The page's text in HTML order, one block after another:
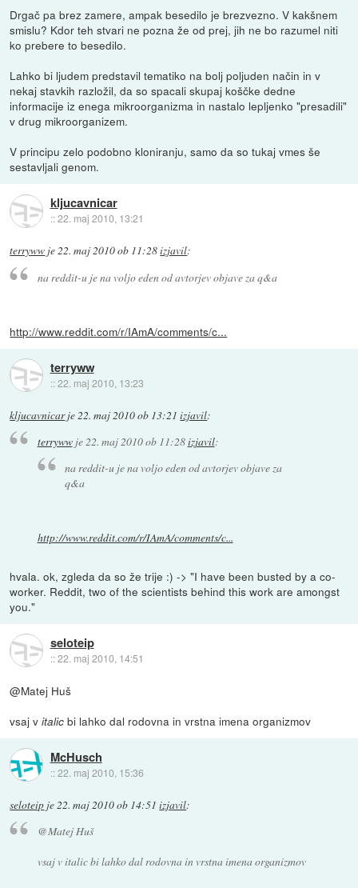
Drgač pa brez zamere, ampak besedilo je brezvezno. V kakšnem
smislu? Kdor teh stvari ne pozna že od prej, jih ne bo razumel niti
ko prebere to besedilo.
Lahko bi ljudem predstavil tematiko na bolj poljuden način in v
nekaj stavkih razložil, da so spacali skupaj koščke dedne
informacije iz enega mikroorganizma in nastalo lepljenko "presadili"
v drug mikroorganizem.
V principu zelo podobno kloniranju, samo da so tukaj vmes še
sestavljali genom.
kljucavnicar
::22. maj 2010, 13:21
terryww je22. maj 2010 ob 11:28izjavil:
na reddit-u je na voljo eden od avtorjev objave za q&a
http://www.reddit.com/r/IAmA/comments/c...
terryww
::22. maj 2010, 13:23
kljucavnicarje 22. maj 2010 ob 13:21 izjavil:
terrywwje22. maj 2010 ob 11:28izjavil:
na reddit-u je na voljo eden od avtorjev objave za
q&a
http://www.reddit.com/r/IAmA/comments/c...
hvala. ok, zgleda da so že trije :) -> "I have been busted by a co-
worker. Reddit, two of the scientists behind this work are amongst
you."
seloteip
::22. maj 2010, 14:51
@Matej Huš
vsaj vitalic bi lahko dal rodovna in vrstna imena organizmov
McHusch
::22. maj 2010, 15:36
seloteip je22. maj 2010 ob 14:51 izjavil:
@Matej Huš
vsaj vitalicbi lahko dal rodovna in vrstna imena organizmov